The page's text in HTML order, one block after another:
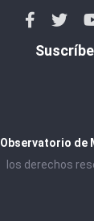
Observatorio de
los derechos